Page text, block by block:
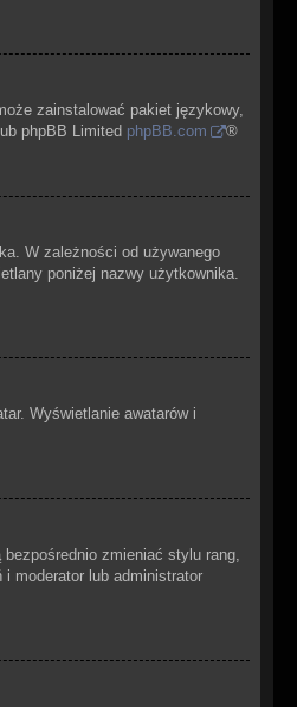
zainstalować pakiet językowy,
phpBB Limited phpBB.com ®
W zależności od używanego
poniżej nazwy użytkownika.
Wyświetlanie awatarów i
zmieniać stylu rang,
moderator lub administrator